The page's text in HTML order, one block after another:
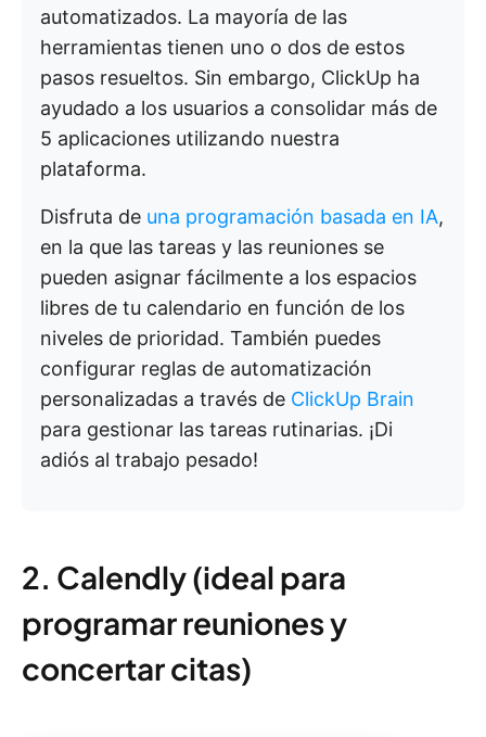
automatizados. La mayoría de las
herramientas tienen uno o dos de estos
pasos resueltos. Sin embargo, ClickUp ha
ayudado a los usuarios a consolidar más de
5 aplicaciones utilizando nuestra
plataforma.
Disfruta de una programación basada en IA,
en la que las tareas y las reuniones se
pueden asignar fácilmente a los espacios
libres de tu calendario en función de los
niveles de prioridad. También puedes
configurar reglas de automatización
personalizadas a través de ClickUp Brain
para gestionar las tareas rutinarias. ¡Di
adiós al trabajo pesado!
2. Calendly (ideal para
programar reuniones y
concertar citas)